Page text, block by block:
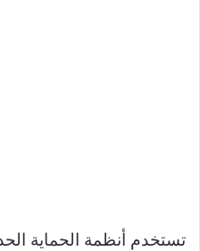
تستخدم أنظمة الحماية